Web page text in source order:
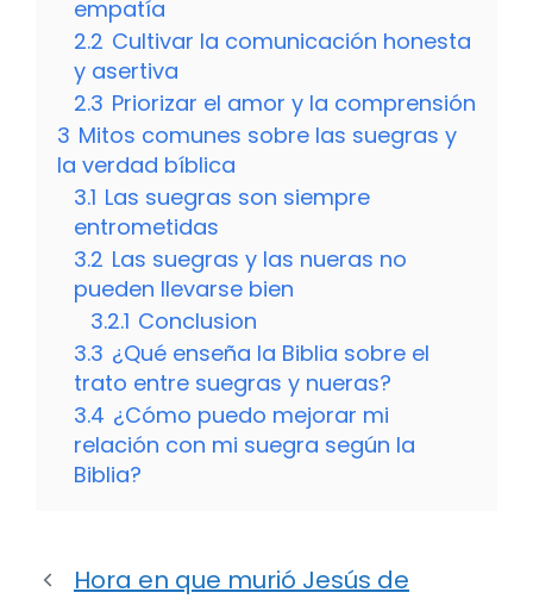
empatía
2.2 Cultivar la comunicación honesta
y asertiva
2.3 Priorizar el amor y la comprensión
3 Mitos comunes sobre las suegras y
la verdad bíblica
3.1 Las suegras son siempre
entrometidas
3.2 Las suegras y las nueras no
pueden llevarse bien
3.2.1 Conclusion
3.3 ¿Qué enseña la Biblia sobre el
trato entre suegras y nueras?
3.4 ¿Cómo puedo mejorar mi
relación con mi suegra según la
Biblia?
Hora en que murió Jesús de